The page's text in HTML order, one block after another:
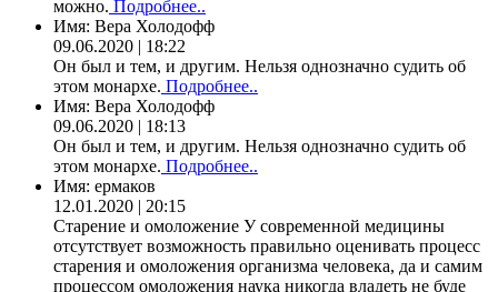
можно. Подробнее..
Имя: Вера Холодофф
09.06.2020 | 18:22
Он был и тем, и другим. Нельзя однозначно судить об
этом монархе. Подробнее..
Имя: Вера Холодофф
09.06.2020 | 18:13
Он был и тем, и другим. Нельзя однозначно судить об
этом монархе. Подробнее..
Имя: ермаков
12.01.2020 | 20:15
Старение и омоложение У современной медицины
отсутствует возможность правильно оценивать процесс
старения и омоложения организма человека, да и самим
процессом омоложения наука никогда владеть не буде